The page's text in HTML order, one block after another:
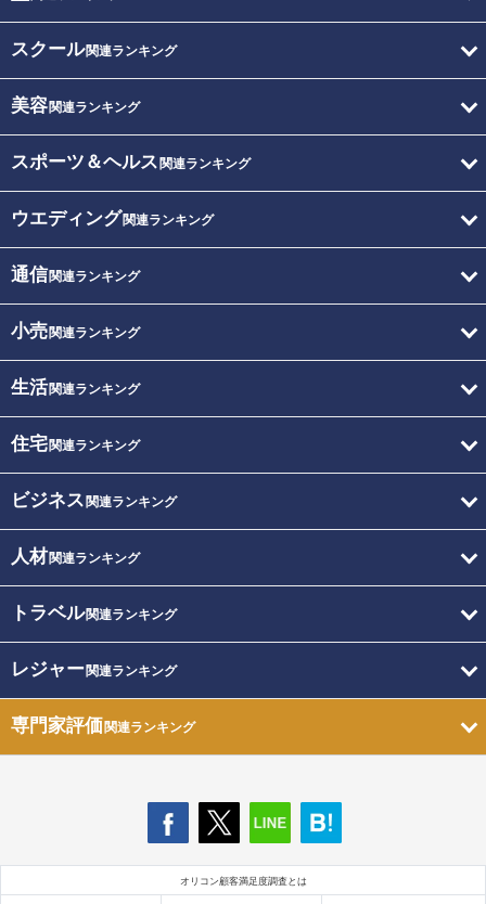
スクール関連ランキング
美容関連ランキング
スポーツ＆ヘルス 関連ランキング
ウエディング関連ランキング
通信関連ランキング
小売関連ランキング
生活関連ランキング
住宅関連ランキング
ビジネス 関連ランキング
人材関連ランキング
トラベル関連ランキング
レジャー関連ランキング
専門家評価関連ランキング
オリコン顧客満足度調査とは